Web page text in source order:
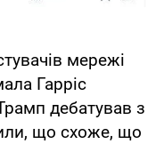
мережі
Гарріс
дебатував з
що схоже, що